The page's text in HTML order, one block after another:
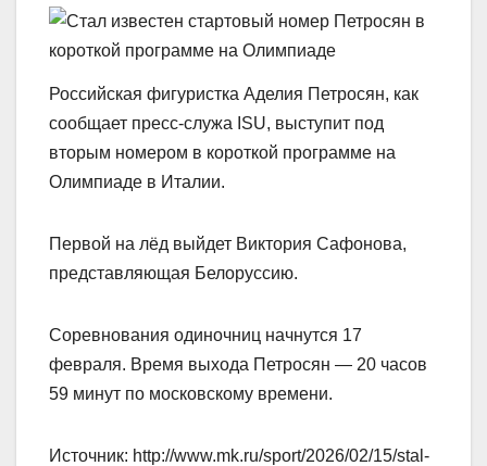
Российская фигуристка Аделия Петросян, как
сообщает пресс-служа ISU, выступит под
вторым номером в короткой программе на
Олимпиаде в Италии.
Первой на лёд выйдет Виктория Сафонова,
представляющая Белоруссию.
Соревнования одиночниц начнутся 17
февраля. Время выхода Петросян — 20 часов
59 минут по московскому времени.
Источник: http://www.mk.ru/sport/2026/02/15/stal-